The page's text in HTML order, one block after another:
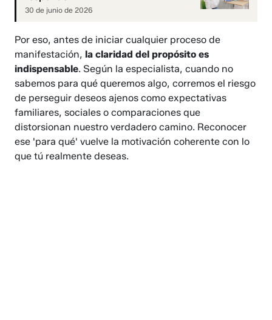
30 de junio de 2026
Por eso, antes de iniciar cualquier proceso de
manifestación, la claridad del propósito es
indispensable. Según la especialista, cuando no
sabemos para qué queremos algo, corremos el riesgo
de perseguir deseos ajenos como expectativas
familiares, sociales o comparaciones que
distorsionan nuestro verdadero camino. Reconocer
ese 'para qué' vuelve la motivación coherente con lo
que tú realmente deseas.